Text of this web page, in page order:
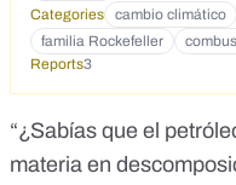
Categories cambio climático
familia Rockefeller
Reports3
“¿Sabías que el
materia en